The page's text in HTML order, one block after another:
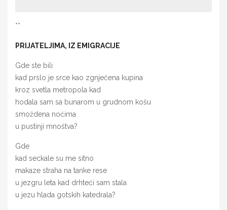
**
PRIJATELJIMA, IZ EMIGRACIJE
Gde ste bili
kad prslo je srce kao zgnječena kupina
kroz svetla metropola kad
hodala sam sa bunarom u grudnom košu
smoždena noćima
u pustinji mnoštva?
Gde
kad seckale su me sitno
makaze straha na tanke rese
u jezgru leta kad drhteći sam stala
u jezu hlada gotskih katedrala?